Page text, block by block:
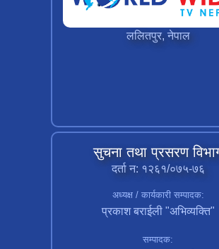
ललितपुर, नेपाल
सुचना तथा प्रसरण
दर्ता न: १२६१/०७५-७६
अध्यक्ष / कार्यकारी सम्पादक:
प्रकाश बराईली "अभिव्यक्ति"
सम्पादक: